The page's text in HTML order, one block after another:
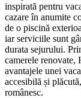
inspirată pentru
cazare în anumite
de o piscină
iar serviciile sunt
durata sejurului.
camerele renovate,
avantajele unei
accesibilă și
românesc.